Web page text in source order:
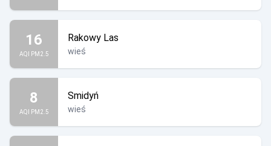
16
AQI PM2.5
Rakowy Las
wieś
8
AQI PM2.5
Smidyń
wieś